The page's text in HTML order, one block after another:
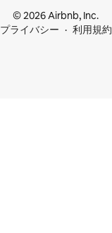
© 2026 Airbnb, Inc.
プライバシー
利用規約